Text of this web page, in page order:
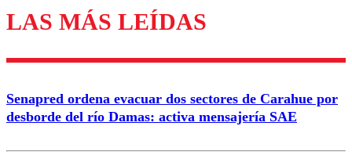
Los comentarios son moderados para garantizar un
diálogo respetuoso.
Correo
LAS MÁS LEÍDAS
Senapred ordena evacuar dos sectores de Carahue por
desborde del río Damas: activa mensajería SAE